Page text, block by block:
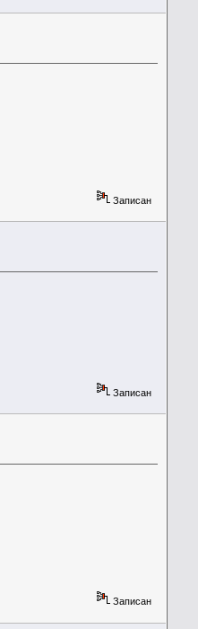
Записан
Записан
Записан